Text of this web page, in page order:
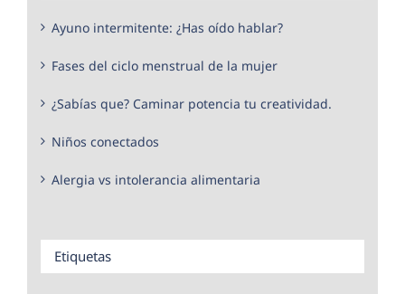
Ayuno intermitente: ¿Has oído hablar?
Fases del ciclo menstrual de la mujer
¿Sabías que? Caminar potencia tu creatividad.
Niños conectados
Alergia vs intolerancia alimentaria
Etiquetas